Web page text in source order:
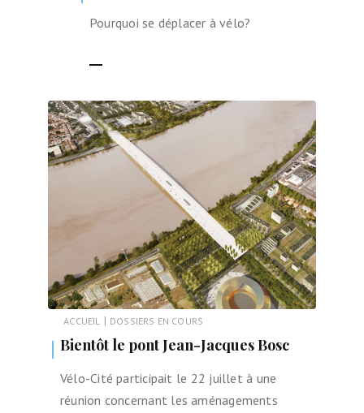
Pourquoi se déplacer à vélo?
ACCUEIL | DOSSIERS EN COURS
Bientôt le pont Jean-Jacques Bosc
Vélo-Cité participait le 22 juillet à une
réunion concernant les aménagements